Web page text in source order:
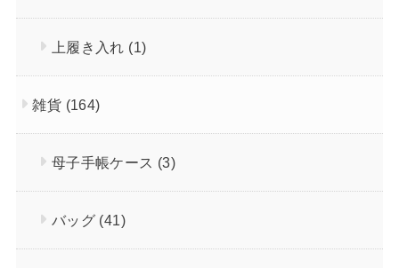
上履き入れ (1)
雑貨 (164)
母子手帳ケース (3)
バッグ (41)